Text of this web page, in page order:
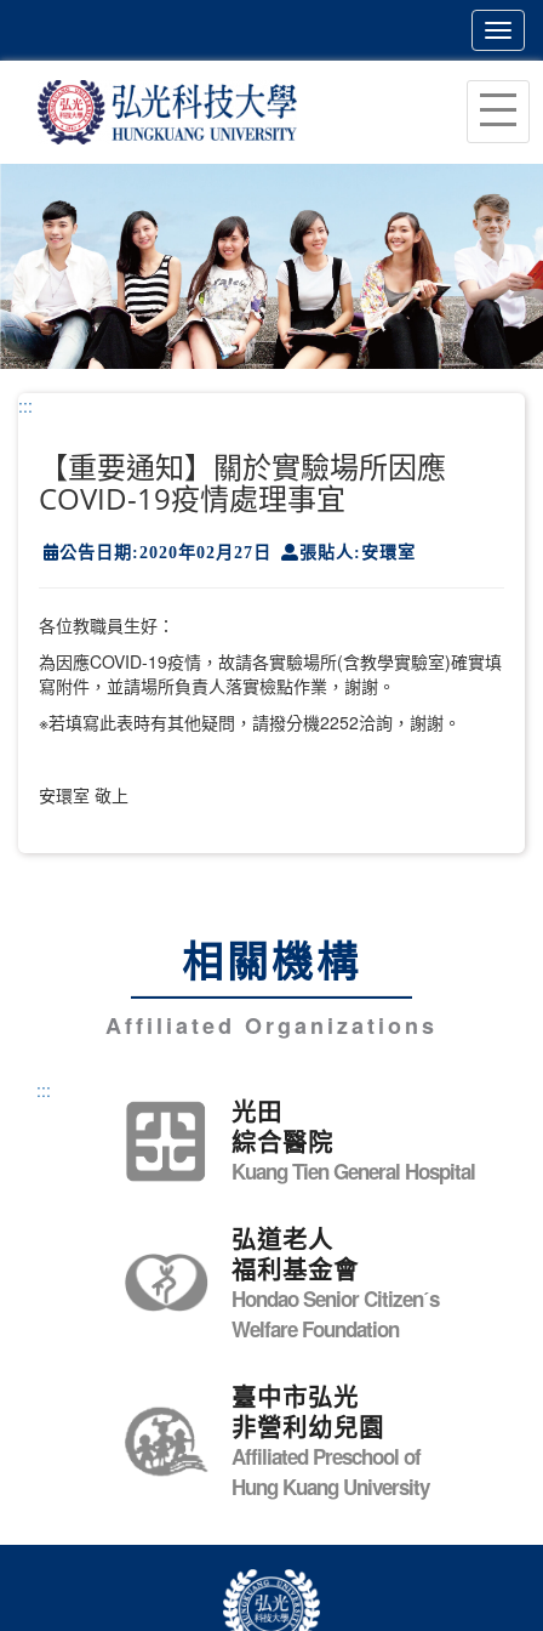
主
容
區
塊
:::
【重要通知】關於實驗場所因應
COVID-19疫情處理事宜
公告日期:2020年02月27日 張貼人:安環室
各位教職員生好：
為因應COVID-19疫情，故請各實驗場所(含教學實驗室)確實填
寫附件，並請場所負責人落實檢點作業，謝謝。
※若填寫此表時有其他疑問，請撥分機2252洽詢，謝謝。
安環室 敬上
相關機構
Affiliated Organizations
:::
光田
綜合醫院
Kuang Tien General Hospital
弘道老人
福利基金會
Hondao Senior Citizenˊs
Welfare Foundation
臺中市弘光
非營利幼兒園
Affiliated Preschool of
Hung Kuang University